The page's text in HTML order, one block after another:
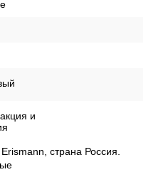
и
страна Россия.